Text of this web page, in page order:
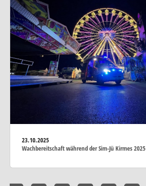
23.10.2025
Wachbereitschaft während der Sim-Jü Kirmes 2025